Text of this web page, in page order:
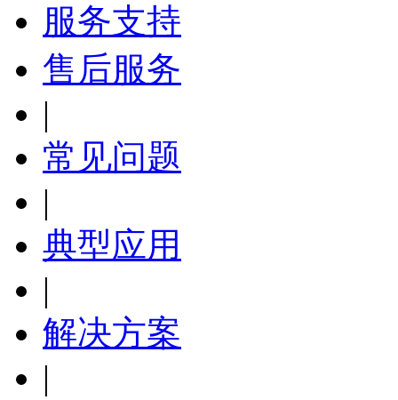
服务支持
售后服务
|
常见问题
|
典型应用
|
解决方案
|